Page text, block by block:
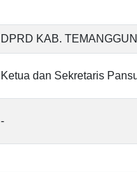
DPRD KAB.
Ketua dan Sekretaris
-